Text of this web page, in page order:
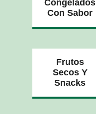
Congelados
Con Sabor
Frutos
Secos Y
Snacks